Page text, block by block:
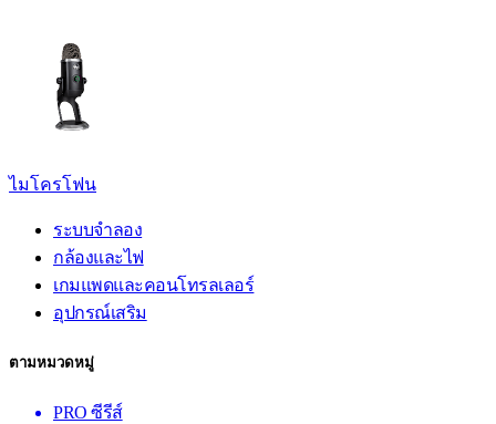
ไมโครโฟน
ระบบจำลอง
กล้องและไฟ
เกมแพดและคอนโทรลเลอร์
อุปกรณ์เสริม
ตามหมวดหมู่
PRO ซีรีส์